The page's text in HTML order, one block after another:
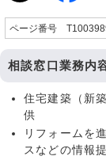
ページ番号
相談窓口業務内
住宅建築（新
供
リフォームを
スなどの情報